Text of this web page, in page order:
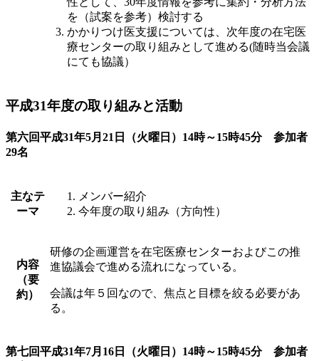
を（試案を参考）検討する
かかりつけ医支援については、次年度の在宅医
療センターの取り組みとして進める(随時当会議
にても協議）
平成31年度の取り組みと活動
第六回平成31年5⽉21⽇（火曜⽇）14時～15時45分 参加者
29名
主なテ
ーマ
メンバー紹介
今年度の取り組み（⽅向性）
内容
（要
約）
研修の企画運営を在宅医療センターおよびこの推
進協議会で進める流れになっている。
会議は年５回なので、焦点と⽬標を絞る必要があ
る。
第七回平成31年7月16日（火曜日）14時～15時45分 参加者